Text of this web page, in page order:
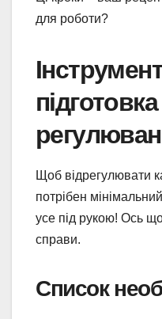
для роботи?
Щоб відрегулювати
потрібен
усе під рукою! Ось
справи.
Список